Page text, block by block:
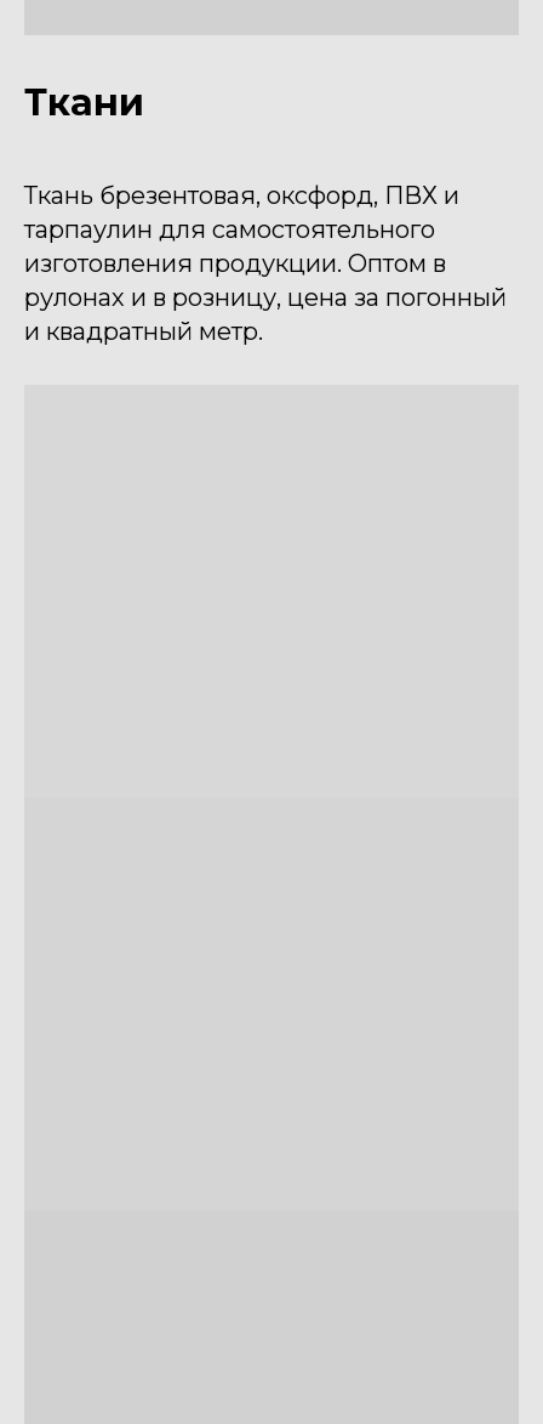
Ткани
Ткань брезентовая, оксфорд, ПВХ и
тарпаулин для самостоятельного
изготовления продукции. Оптом в
рулонах и в розницу, цена за погонный
и квадратный метр.